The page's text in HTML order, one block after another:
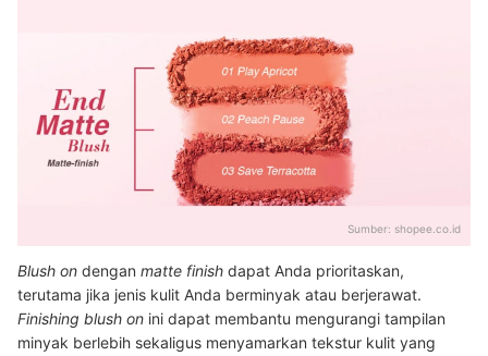
Sumber: shopee.co.id
Blush on dengan matte finish dapat Anda prioritaskan,
terutama jika jenis kulit Anda berminyak atau berjerawat.
Finishing blush on ini dapat membantu mengurangi tampilan
minyak berlebih sekaligus menyamarkan tekstur kulit yang